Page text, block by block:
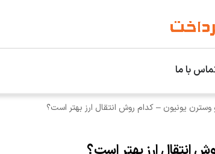
با ما
یونیون – کدام روش انتقال ارز بهتر است؟